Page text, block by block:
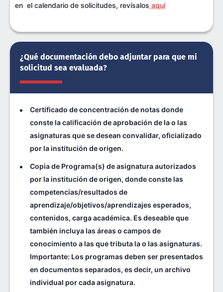
en el calendario de solicitudes, revísalos aquí
¿Qué documentación debo adjuntar para que mi
solicitud sea evaluada?
Certificado de concentración de notas donde
conste la calificación de aprobación de la o las
asignaturas que se desean convalidar, oficializado
por la institución de origen.
Copia de Programa(s) de asignatura autorizados
por la institución de origen, donde conste las
competencias/resultados de
aprendizaje/objetivos/aprendizajes esperados,
contenidos, carga académica. Es deseable que
también incluya las áreas o campos de
conocimiento a las que tributa la o las asignaturas.
Importante: Los programas deben ser presentados
en documentos separados, es decir, un archivo
individual por cada asignatura.